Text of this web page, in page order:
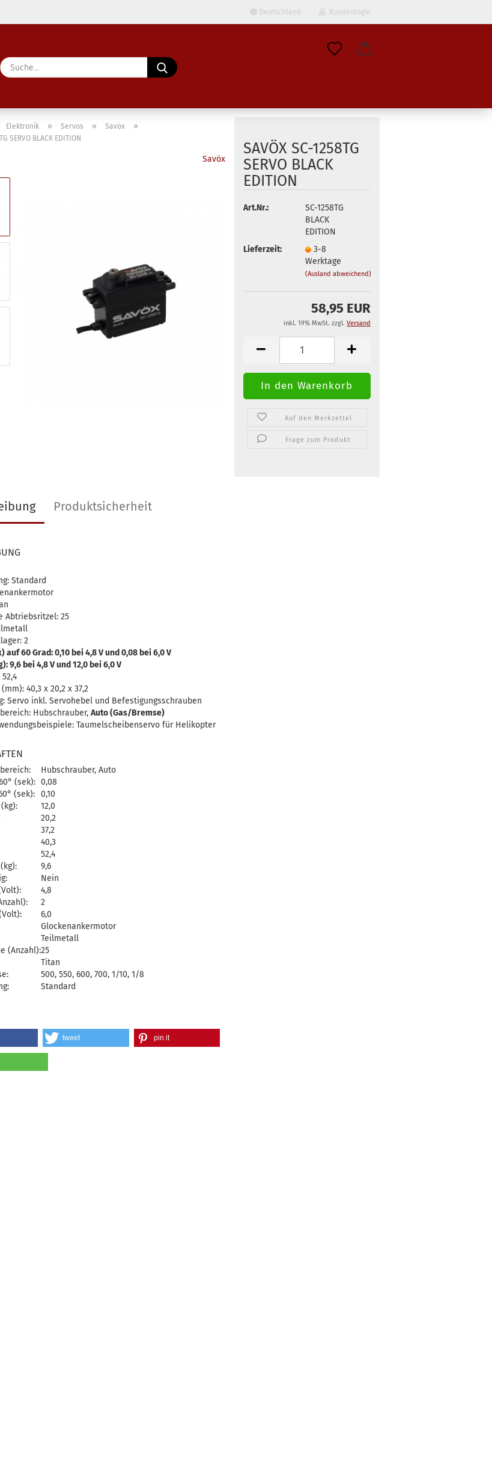
Deutschland Kundenlogin
Passwort
Konto erstellen
Suche...
Elektronik » Servos » Savöx »
SERVO BLACK EDITION
Savöx
SAVÖX SC-1258TG
SERVO BLACK
EDITION
Art.Nr.:
SC-1258TG
BLACK
EDITION
Lieferzeit:
3-8
Werktage
(Ausland abweichend)
58,95 EUR
inkl. 19% MwSt. zzgl. Versand
Auf den Merkzettel
Frage zum Produkt
Produktsicherheit
Standard
Abtriebsritzel: 25
2
auf 60 Grad: 0,10 bei 4,8 V und 0,08 bei 6,0 V
9,6 bei 4,8 V und 12,0 bei 6,0 V
40,3 x 20,2 x 37,2
Servo inkl. Servohebel und Befestigungsschrauben
Hubschrauber, Auto (Gas/Bremse)
Taumelscheibenservo für Helikopter
Hubschrauber, Auto
(sek): 0,08
(sek):
0,10
12,0
20,2
37,2
40,3
52,4
9,6
Nein
4,8
2
6,0
Glockenankermotor
Teilmetall
(Anzahl):25
Titan
500, 550, 600, 700, 1/10, 1/8
Standard
tweet pin it